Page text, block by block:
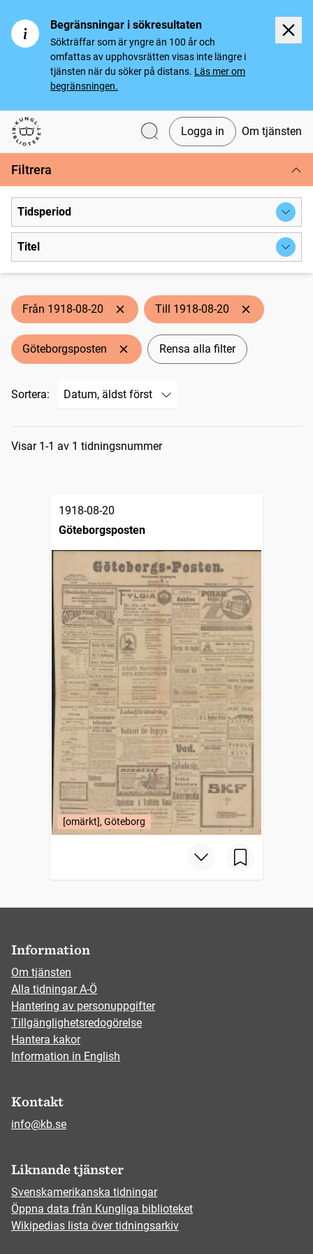
Begränsningar i sökresultaten
Sökträffar som är yngre än 100 år och
omfattas av upphovsrätten visas inte längre i
tjänsten när du söker på distans. Läs mer om
begränsningen.
Svenska tidningar
Logga in Om tjänsten
Filtrera
Tidsperiod
Titel
Från 1918-08-20 Till 1918-08-20
Göteborgsposten Rensa alla filter
Sortera:
Sökresultat
Visar 1-1 av 1 tidningsnummer
1918-08-20
Göteborgsposten
[omärkt], Göteborg
Information
Om tjänsten
Alla tidningar A-Ö
Hantering av personuppgifter
Tillgänglighetsredogörelse
Hantera kakor
Information in English
Kontakt
info@kb.se
Liknande tjänster
Svenskamerikanska tidningar
Öppna data från Kungliga biblioteket
Wikipedias lista över tidningsarkiv